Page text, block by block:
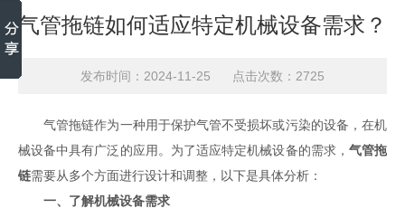
气管拖链如何适应特定机械设备需求？
发布时间：2024-11-25 点击次数：2725
气管拖链作为一种用于保护气管不受损坏或污染的设备，在机
械设备中具有广泛的应用。为了适应特定机械设备的需求， 气管拖
链需要从多个方面进行设计和调整，以下是具体分析：
一、了解机械设备需求